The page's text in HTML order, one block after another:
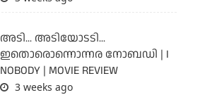
അടി... അടിയോടടി...
ഇതൊരൊന്നൊന്നര നോബഡി | I
NOBODY | MOVIE REVIEW
3 weeks ago